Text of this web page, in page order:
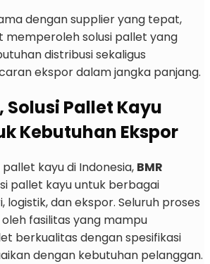
dengan supplier yang tepat,
memperoleh solusi pallet yang
distribusi sekaligus
ekspor dalam jangka panjang.
Solusi Pallet Kayu
Kebutuhan Ekspor
kayu di Indonesia, BMR
pallet kayu untuk berbagai
logistik, dan ekspor. Seluruh proses
fasilitas yang mampu
berkualitas dengan spesifikasi
dengan kebutuhan pelanggan.